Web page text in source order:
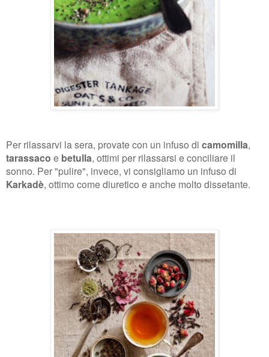
Per rilassarvi la sera, provate con un infuso di camomilla,
tarassaco e betulla, ottimi per rilassarsi e conciliare il
sonno. Per "pulire", invece, vi consigliamo un infuso di
Karkadè, ottimo come diuretico e anche molto dissetante.